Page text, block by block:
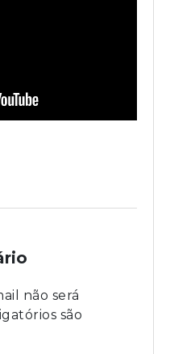
não será
são